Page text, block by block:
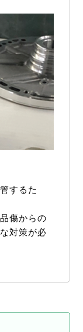
するた
傷からの
対策が必